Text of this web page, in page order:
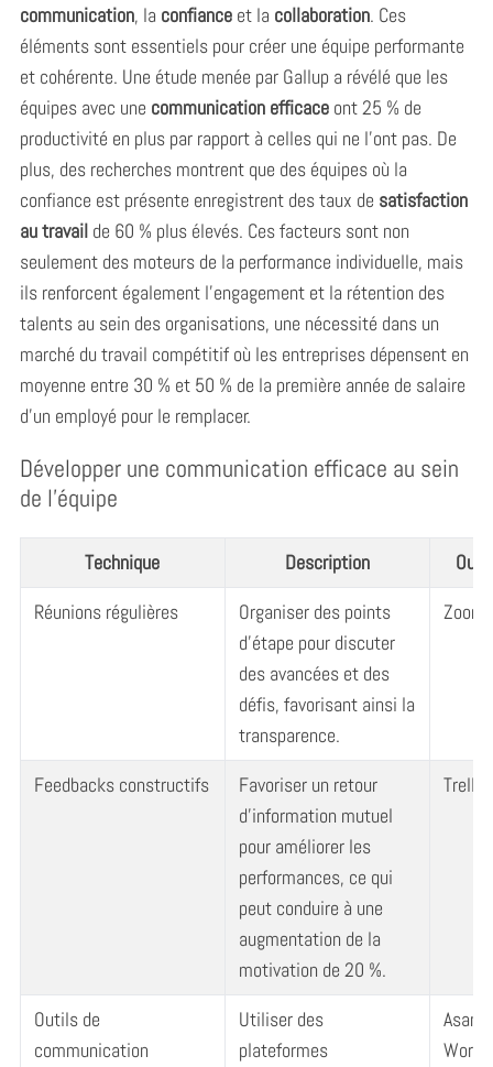
communication, la confianceet la collaboration. Ces
éléments sont essentiels pour créer une équipe performante
et cohérente. Une étude menée par Gallup a révélé que les
équipes avec une communication efficaceont 25 % de
productivité en plus par rapport à celles qui ne l’ont pas. De
plus, des recherches montrent que des équipes où la
confiance est présente enregistrent des taux de satisfaction
au travailde 60 % plus élevés. Ces facteurs sont non
seulement des moteurs de la performance individuelle, mais
ils renforcent également l’engagement et la rétention des
talents au sein des organisations, une nécessité dans un
marché du travail compétitif où les entreprises dépensent en
moyenne entre 30 % et 50 % de la première année de salaire
d’un employé pour le remplacer.
Développer une communication efficace au sein
de l’équipe
Technique Description
Réunions régulières
Organiser des points
d’étape pour discuter
des avancées et des
défis, favorisant ainsi la
transparence.
Feedbacks constructifs
Favoriser un retour
d’information mutuel
pour améliorer les
performances, ce qui
peut conduire à une
augmentation de la
motivation de 20 %.
Outils de
communication
Utiliser des
plateformes